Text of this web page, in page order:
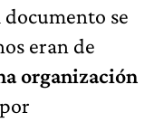
documento se
eran de
organización